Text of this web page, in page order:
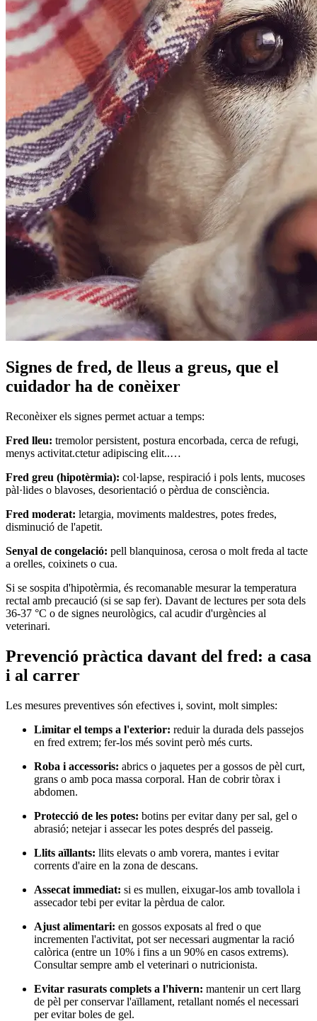
Signes de fred, de lleus a greus, que el
cuidador ha de conèixer
Reconèixer els signes permet actuar a temps:
Fred lleu: tremolor persistent, postura encorbada, cerca de refugi,
menys activitat.ctetur adipiscing elit..…
Fred greu (hipotèrmia): col·lapse, respiració i pols lents, mucoses
pàl·lides o blavoses, desorientació o pèrdua de consciència.
Fred moderat: letargia, moviments maldestres, potes fredes,
disminució de l'apetit.
Senyal de congelació: pell blanquinosa, cerosa o molt freda al tacte
a orelles, coixinets o cua.
Si se sospita d'hipotèrmia, és recomanable mesurar la temperatura
rectal amb precaució (si se sap fer). Davant de lectures per sota dels
36-37 °C o de signes neurològics, cal acudir d'urgències al
veterinari.
Prevenció pràctica davant del fred: a casa
i al carrer
Les mesures preventives són efectives i, sovint, molt simples:
Limitar el temps a l'exterior: reduir la durada dels passejos
en fred extrem; fer-los més sovint però més curts.
Roba i accessoris: abrics o jaquetes per a gossos de pèl curt,
grans o amb poca massa corporal. Han de cobrir tòrax i
abdomen.
Protecció de les potes: botins per evitar dany per sal, gel o
abrasió; netejar i assecar les potes després del passeig.
Llits aïllants: llits elevats o amb vorera, mantes i evitar
corrents d'aire en la zona de descans.
Assecat immediat: si es mullen, eixugar-los amb tovallola i
assecador tebi per evitar la pèrdua de calor.
Ajust alimentari: en gossos exposats al fred o que
incrementen l'activitat, pot ser necessari augmentar la ració
calòrica (entre un 10% i fins a un 90% en casos extrems).
Consultar sempre amb el veterinari o nutricionista.
Evitar rasurats complets a l'hivern: mantenir un cert llarg
de pèl per conservar l'aïllament, retallant només el necessari
per evitar boles de gel.